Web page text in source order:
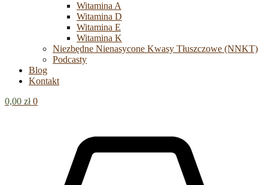
Witamina A
Witamina D
Witamina E
Witamina K
Niezbędne Nienasycone Kwasy Tłuszczowe (NNKT)
Podcasty
Blog
Kontakt
0,00 zł 0